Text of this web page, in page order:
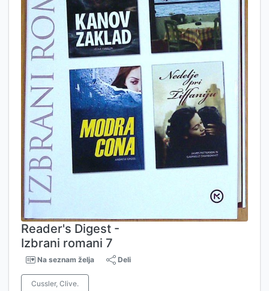
Reader's Digest -
Izbrani romani 7
Na seznam želja Deli
Cussler, Clive.